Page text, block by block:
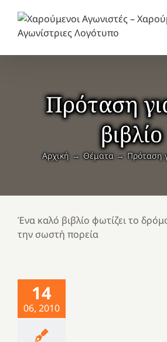
περιεχόμενο
Πρόταση
βιβλίο
Αρχική Θέματα Πρόταση
Ένα καλό βιβλίο φωτίζει το
την σωστή πορεία
14
06, 2010